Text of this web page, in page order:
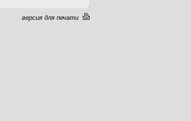
версия для печати